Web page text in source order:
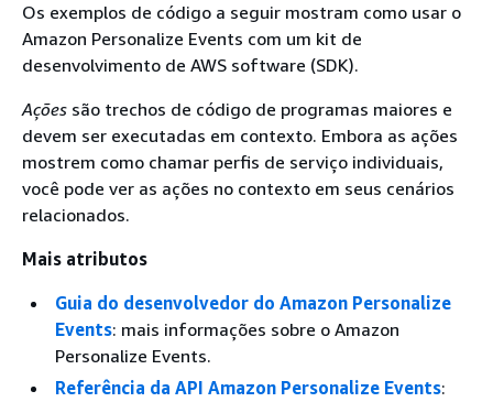
Os exemplos de código a seguir mostram como usar o
Amazon Personalize Events com um kit de
desenvolvimento de AWS software (SDK).
Ações são trechos de código de programas maiores e
devem ser executadas em contexto. Embora as ações
mostrem como chamar perfis de serviço individuais,
você pode ver as ações no contexto em seus cenários
relacionados.
Mais atributos
Guia do desenvolvedor do Amazon Personalize
Events: mais informações sobre o Amazon
Personalize Events.
Referência da API Amazon Personalize Events: